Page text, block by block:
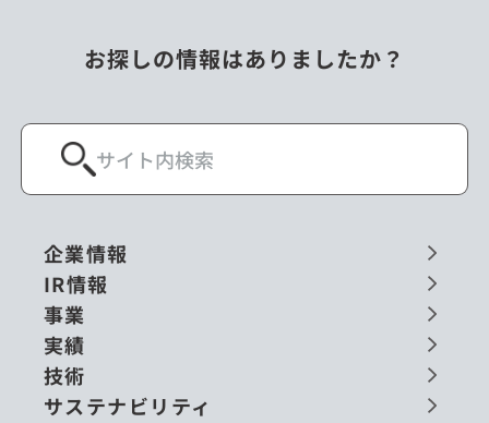
お探しの情報はありましたか？
企業情報
IR情報
事業
実績
技術
サステナビリティ